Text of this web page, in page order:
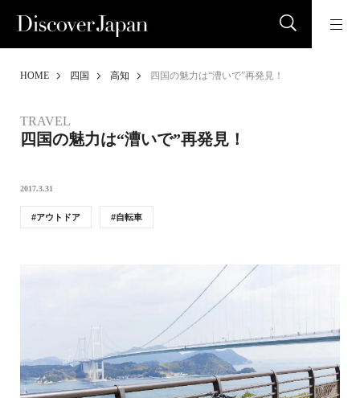
HOME 四国 高知 四国の魅力は“漕いで”再発見！
TRAVEL
四国の魅力は“漕いで”再発見！
2017.3.31
アウトドア 自転車